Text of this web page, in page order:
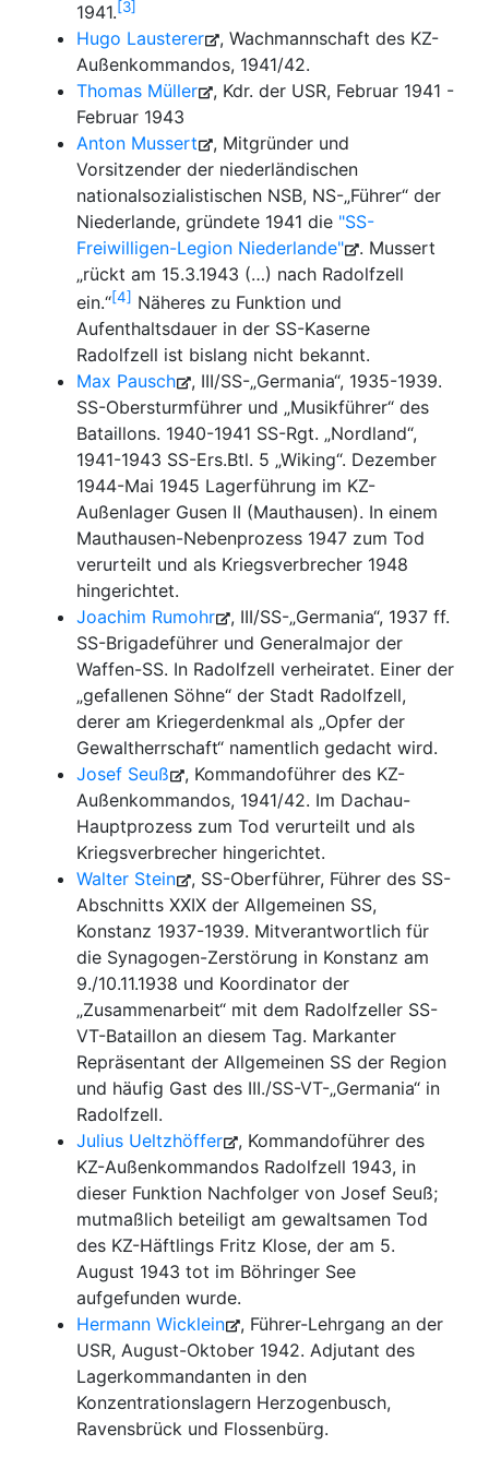
1941. 3
Hugo Lausterer
, Wachmannschaft des KZ-
Außenkommandos, 1941/42.
Thomas Müller
, Kdr. der USR, Februar 1941 -
Februar 1943
Anton Mussert
, Mitgründer und
Vorsitzender der niederländischen
nationalsozialistischen NSB, NS-„Führer“ der
Niederlande, gründete 1941 die "SS-
Freiwilligen-Legion Niederlande"
. Mussert
„rückt am 15.3.1943 (…) nach Radolfzell
ein.“ 4
Näheres zu Funktion und
Aufenthaltsdauer in der SS-Kaserne
Radolfzell ist bislang nicht bekannt.
Max Pausch
, III/SS-„Germania“, 1935-1939.
SS-Obersturmführer und „Musikführer“ des
Bataillons. 1940-1941 SS-Rgt. „Nordland“,
1941-1943 SS-Ers.Btl. 5 „Wiking“. Dezember
1944-Mai 1945 Lagerführung im KZ-
Außenlager Gusen II (Mauthausen). In einem
Mauthausen-Nebenprozess 1947 zum Tod
verurteilt und als Kriegsverbrecher 1948
hingerichtet.
Joachim Rumohr
, III/SS-„Germania“, 1937 ff.
SS-Brigadeführer und Generalmajor der
Waffen-SS. In Radolfzell verheiratet. Einer der
„gefallenen Söhne“ der Stadt Radolfzell,
derer am Kriegerdenkmal als „Opfer der
Gewaltherrschaft“ namentlich gedacht wird.
Josef Seuß
, Kommandoführer des KZ-
Außenkommandos, 1941/42. Im Dachau-
Hauptprozess zum Tod verurteilt und als
Kriegsverbrecher hingerichtet.
Walter Stein
, SS-Oberführer, Führer des SS-
Abschnitts XXIX der Allgemeinen SS,
Konstanz 1937-1939. Mitverantwortlich für
die Synagogen-Zerstörung in Konstanz am
9./10.11.1938 und Koordinator der
„Zusammenarbeit“ mit dem Radolfzeller SS-
VT-Bataillon an diesem Tag. Markanter
Repräsentant der Allgemeinen SS der Region
und häufig Gast des III./SS-VT-„Germania“ in
Radolfzell.
Julius Ueltzhöffer
, Kommandoführer des
KZ-Außenkommandos Radolfzell 1943, in
dieser Funktion Nachfolger von Josef Seuß;
mutmaßlich beteiligt am gewaltsamen Tod
des KZ-Häftlings Fritz Klose, der am 5.
August 1943 tot im Böhringer See
aufgefunden wurde.
Hermann Wicklein
, Führer-Lehrgang an der
USR, August-Oktober 1942. Adjutant des
Lagerkommandanten in den
Konzentrationslagern Herzogenbusch,
Ravensbrück und Flossenbürg.